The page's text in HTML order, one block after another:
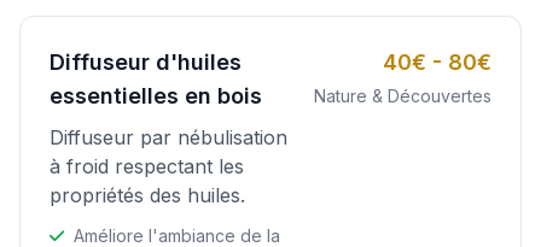
Diffuseur d'huiles
essentielles en bois
Diffuseur par nébulisation
à froid respectant les
propriétés des huiles.
Améliore l'ambiance de la
40€ - 80€
Nature & Découvertes